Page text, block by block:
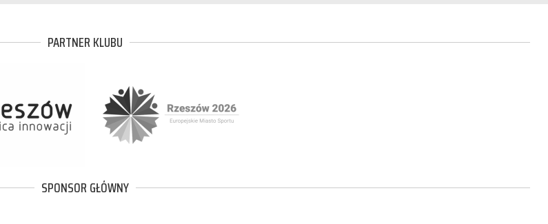
PARTNER KLUBU
SPONSOR GŁÓWNY